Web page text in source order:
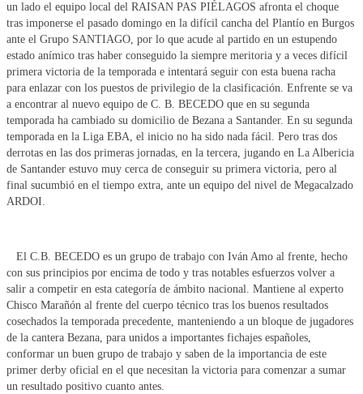
un lado el equipo local del RAISAN PAS PIÉLAGOS afronta el choque
tras imponerse el pasado domingo en la difícil cancha del Plantío en Burgos
ante el Grupo SANTIAGO, por lo que acude al partido en un estupendo
estado anímico tras haber conseguido la siempre meritoria y a veces difícil
primera victoria de la temporada e intentará seguir con esta buena racha
para enlazar con los puestos de privilegio de la clasificación. Enfrente se va
a encontrar al nuevo equipo de C. B. BECEDO que en su segunda
temporada ha cambiado su domicilio de Bezana a Santander. En su segunda
temporada en la Liga EBA, el inicio no ha sido nada fácil. Pero tras dos
derrotas en las dos primeras jornadas, en la tercera, jugando en La Albericia
de Santander estuvo muy cerca de conseguir su primera victoria, pero al
final sucumbió en el tiempo extra, ante un equipo del nivel de Megacalzado
ARDOI.
El C.B. BECEDO es un grupo de trabajo con Iván Amo al frente, hecho
con sus principios por encima de todo y tras notables esfuerzos volver a
salir a competir en esta categoría de ámbito nacional. Mantiene al experto
Chisco Marañón al frente del cuerpo técnico tras los buenos resultados
cosechados la temporada precedente, manteniendo a un bloque de jugadores
de la cantera Bezana, para unidos a importantes fichajes españoles,
conformar un buen grupo de trabajo y saben de la importancia de este
primer derby oficial en el que necesitan la victoria para comenzar a sumar
un resultado positivo cuanto antes.